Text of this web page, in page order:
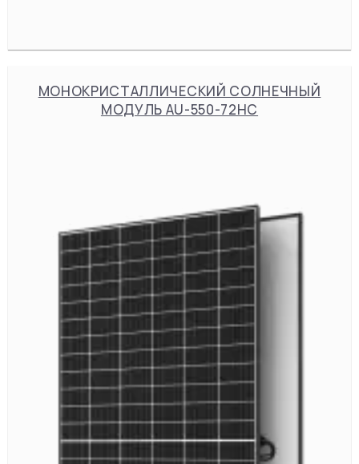
МОНОКРИСТАЛЛИЧЕСКИЙ СОЛНЕЧНЫЙ
МОДУЛЬ AU-550-72HC